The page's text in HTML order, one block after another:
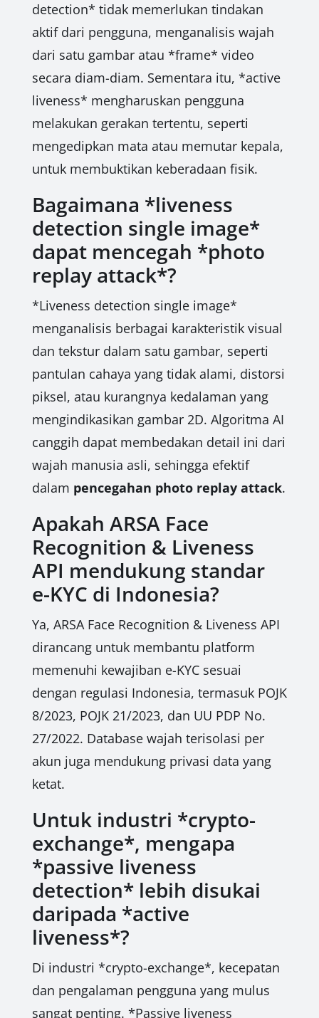
detection* tidak memerlukan tindakan
aktif dari pengguna, menganalisis wajah
dari satu gambar atau *frame* video
secara diam-diam. Sementara itu, *active
liveness* mengharuskan pengguna
melakukan gerakan tertentu, seperti
mengedipkan mata atau memutar kepala,
untuk membuktikan keberadaan fisik.
Bagaimana *liveness
detection single image*
dapat mencegah *photo
replay attack*?
*Liveness detection single image*
menganalisis berbagai karakteristik visual
dan tekstur dalam satu gambar, seperti
pantulan cahaya yang tidak alami, distorsi
piksel, atau kurangnya kedalaman yang
mengindikasikan gambar 2D. Algoritma AI
canggih dapat membedakan detail ini dari
wajah manusia asli, sehingga efektif
dalam pencegahan photo replay attack.
Apakah ARSA Face
Recognition & Liveness
API mendukung standar
e-KYC di Indonesia?
Ya, ARSA Face Recognition & Liveness API
dirancang untuk membantu platform
memenuhi kewajiban e-KYC sesuai
dengan regulasi Indonesia, termasuk POJK
8/2023, POJK 21/2023, dan UU PDP No.
27/2022. Database wajah terisolasi per
akun juga mendukung privasi data yang
ketat.
Untuk industri *crypto-
exchange*, mengapa
*passive liveness
detection* lebih disukai
daripada *active
liveness*?
Di industri *crypto-exchange*, kecepatan
dan pengalaman pengguna yang mulus
sangat penting. *Passive liveness